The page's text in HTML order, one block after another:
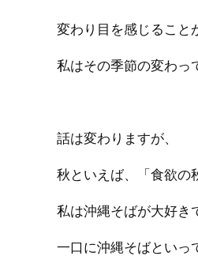
変わり目を感じること
私はその季節の変わっ
話は変わりますが、
秋といえば、「食欲の
私は沖縄そばが大好き
一口に沖縄そばといっ